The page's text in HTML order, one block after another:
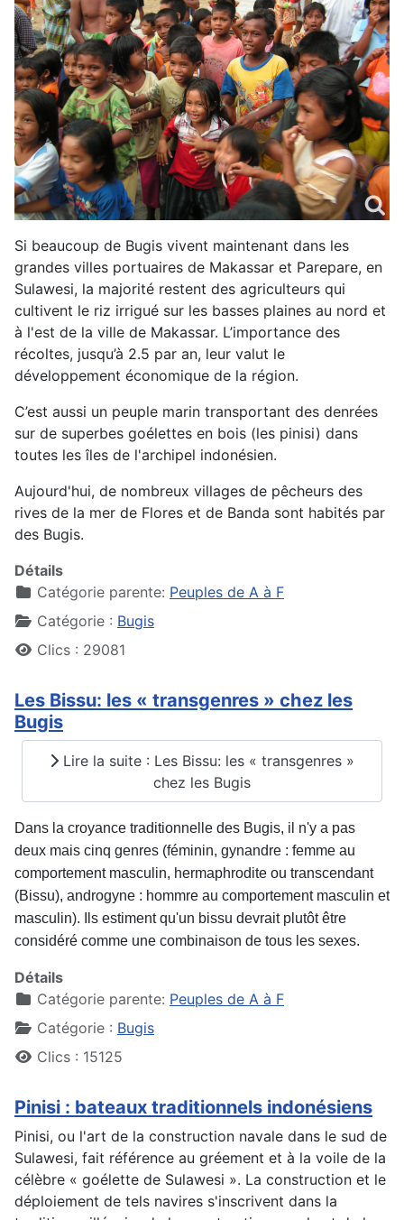
Si beaucoup de Bugis vivent maintenant dans les
grandes villes portuaires de Makassar et Parepare, en
Sulawesi, la majorité restent des agriculteurs qui
cultivent le riz irrigué sur les basses plaines au nord et
à l'est de la ville de Makassar. L’importance des
récoltes, jusqu’à 2.5 par an, leur valut le
développement économique de la région.
C’est aussi un peuple marin transportant des denrées
sur de superbes goélettes en bois (les pinisi) dans
toutes les îles de l'archipel indonésien.
Aujourd'hui, de nombreux villages de pêcheurs des
rives de la mer de Flores et de Banda sont habités par
des Bugis.
Détails
Catégorie parente: Peuples de A à F
Catégorie : Bugis
Clics : 29081
Les Bissu: les « transgenres » chez les
Bugis
Lire la suite : Les Bissu: les « transgenres »
chez les Bugis
Dans la croyance traditionnelle des Bugis, il n'y a pas
deux mais cinq genres (féminin, gynandre : femme au
comportement masculin, hermaphrodite ou transcendant
(Bissu), androgyne : hommre au comportement masculin et
masculin). Ils estiment qu'un bissu devrait plutôt être
considéré comme une combinaison de tous les sexes.
Détails
Catégorie parente: Peuples de A à F
Catégorie : Bugis
Clics : 15125
Pinisi : bateaux traditionnels indonésiens
Pinisi, ou l'art de la construction navale dans le sud de
Sulawesi, fait référence au gréement et à la voile de la
célèbre « goélette de Sulawesi ». La construction et le
déploiement de tels navires s'inscrivent dans la